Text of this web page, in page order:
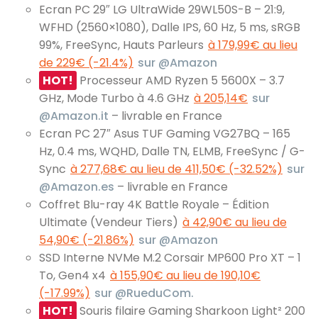
Ecran PC 29″ LG UltraWide 29WL50S-B – 21:9,
WFHD (2560×1080), Dalle IPS, 60 Hz, 5 ms, sRGB
99%, FreeSync, Hauts Parleurs à 179,99€ au lieu
de 229€ (-21.4%) sur @Amazon
HOT! Processeur AMD Ryzen 5 5600X – 3.7
GHz, Mode Turbo à 4.6 GHz à 205,14€ sur
@Amazon.it – livrable en France
Ecran PC 27″ Asus TUF Gaming VG27BQ – 165
Hz, 0.4 ms, WQHD, Dalle TN, ELMB, FreeSync / G-
Sync à 277,68€ au lieu de 411,50€ (-32.52%) sur
@Amazon.es – livrable en France
Coffret Blu-ray 4K Battle Royale – Édition
Ultimate (Vendeur Tiers) à 42,90€ au lieu de
54,90€ (-21.86%) sur @Amazon
SSD Interne NVMe M.2 Corsair MP600 Pro XT – 1
To, Gen4 x4 à 155,90€ au lieu de 190,10€
(-17.99%) sur @RueduCom.
HOT! Souris filaire Gaming Sharkoon Light² 200